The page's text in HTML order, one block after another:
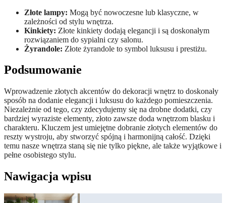
Złote lampy: Mogą być nowoczesne lub klasyczne, w
zależności od stylu wnętrza.
Kinkiety: Złote kinkiety dodają elegancji i są doskonałym
rozwiązaniem do sypialni czy salonu.
Żyrandole: Złote żyrandole to symbol luksusu i prestiżu.
Podsumowanie
Wprowadzenie złotych akcentów do dekoracji wnętrz to doskonały
sposób na dodanie elegancji i luksusu do każdego pomieszczenia.
Niezależnie od tego, czy zdecydujemy się na drobne dodatki, czy
bardziej wyraziste elementy, złoto zawsze doda wnętrzom blasku i
charakteru. Kluczem jest umiejętne dobranie złotych elementów do
reszty wystroju, aby stworzyć spójną i harmonijną całość. Dzięki
temu nasze wnętrza staną się nie tylko piękne, ale także wyjątkowe i
pełne osobistego stylu.
Nawigacja wpisu